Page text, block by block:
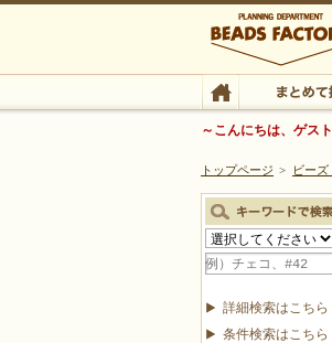
ビーズファクトリー
ビーズ・アクセサリ
TOP まとめて探す
～こんにちは、ゲス
トップページ > ビー
詳細検索はこちら
条件検索はこちら